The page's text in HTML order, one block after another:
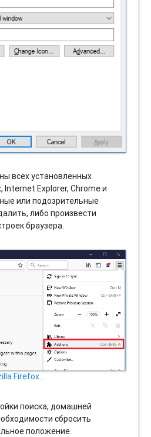
всех установленных
Internet Explorer, Chrome и
или подозрительные
либо произвести
браузера.
Firefox…
поиска, домашней
сбросить
положение.